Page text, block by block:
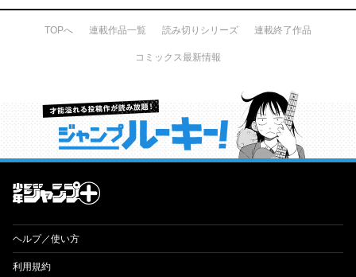
TOPへ 連載作品一覧 読み切りシリーズ 連載終了作品
コミックス最新情報
才能溢れる投稿作が読み放題！ ジャンプルーキー！
ヘルプ／使い方
利用規約